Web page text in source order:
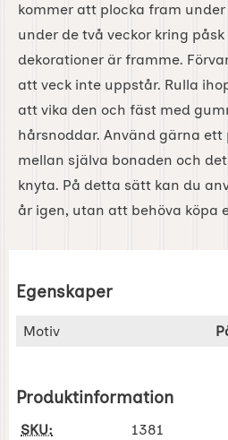
kommer att plocka fram
under de två veckor kring
dekorationer är framme.
att veck inte uppstår. Rulla
att vika den och fäst med
hårsnoddar. Använd gärna ett
mellan själva bonaden och
knyta. På detta sätt kan du
år igen, utan att behöva köpa
Egenskaper
Egenskaper/attribut för denna
Attribut
Motiv
Produktinformation
SKU: 1381